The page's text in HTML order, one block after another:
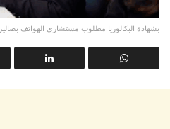
بشهادة البكالوريا مطلوب مستشاري الهواتف بصالير 5000 درهم شهريا